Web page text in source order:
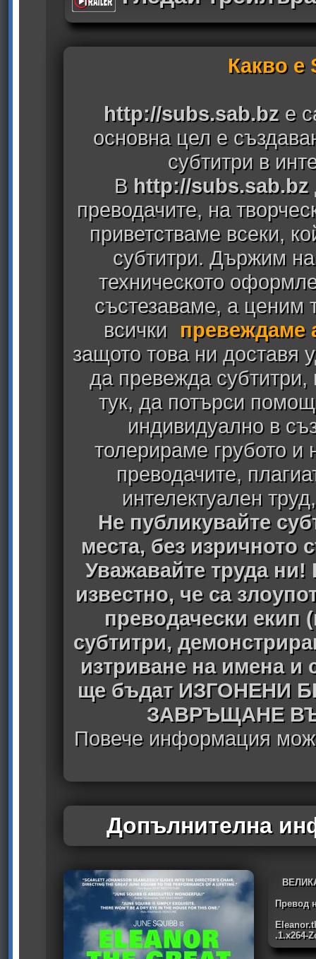
Какво е
http://subs.sab.bz е
основна цел е
субтитри в
В http://subs.sab.bz
преводачите, на
приветстваме всеки,
субтитри. Държим
техническото
състезаваме, а ценим
всички
превеждаме
защото това ни доставя
да превежда
тук, да потърси
индивидуално в
толерираме грубото
преводачите,
интелектуален
Не публикувайте
места, без изричното
Уважавайте труда ни!
известно, че са
преводачески екип
субтитри,
изтриване на имена
ще бъдат ИЗГОНЕНИ
ЗАВРЪЩАНЕ
Повече информация
Допълнителна
Превод
.1.x264-